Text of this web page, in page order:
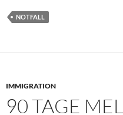
NOTFALL
IMMIGRATION
90 TAGE